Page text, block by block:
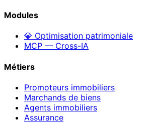
Modules
💎 Optimisation patrimoniale
MCP — Cross-IA
Métiers
Promoteurs immobiliers
Marchands de biens
Agents immobiliers
Assurance